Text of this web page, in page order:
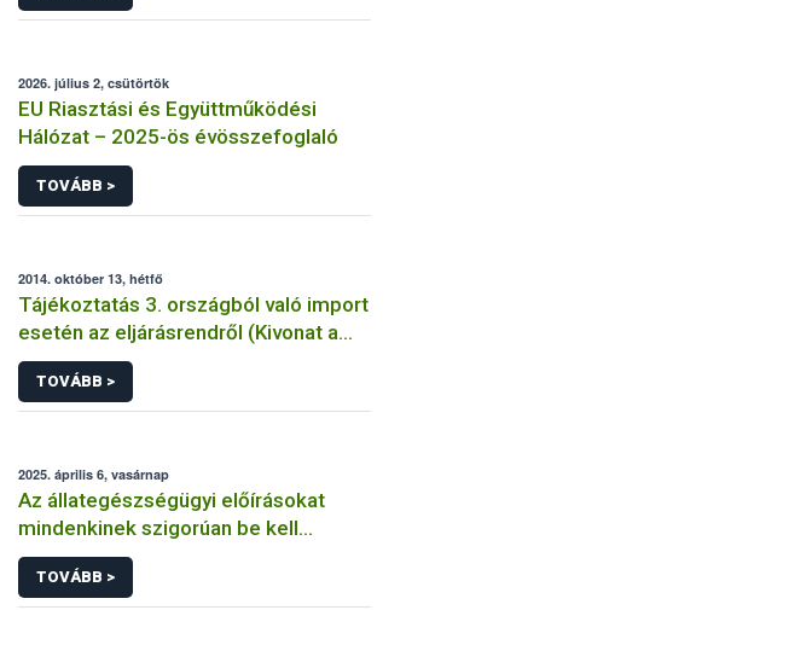
2026. július 2, csütörtök
EU Riasztási és Együttműködési
Hálózat – 2025-ös évösszefoglaló
TOVÁBB >
2014. október 13, hétfő
Tájékoztatás 3. országból való import
esetén az eljárásrendről (Kivonat a
110/2003.(X.21) FVM Rendeletbőlés
1999/105/EK Rendeletből )
TOVÁBB >
2025. április 6, vasárnap
Az állategészségügyi előírásokat
mindenkinek szigorúan be kell
tartania
TOVÁBB >